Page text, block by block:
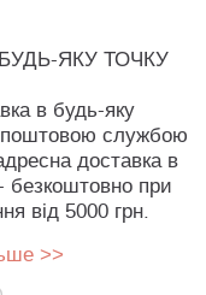
ЯКУ ТОЧКУ
в будь-яку
поштовою службою
доставка в
безкоштовно при
від 5000 грн.
>>